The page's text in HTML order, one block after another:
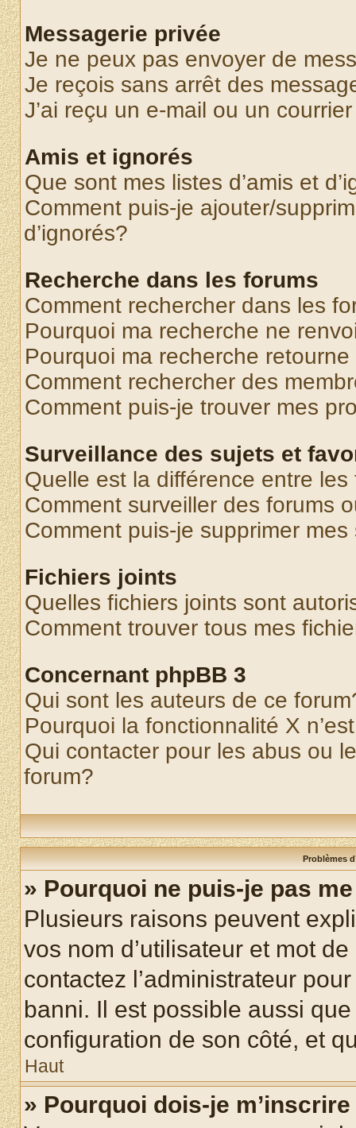
Messagerie privée
Je ne peux pas envoyer de
Je reçois sans arrêt des
J’ai reçu un e-mail ou un
Amis et ignorés
Que sont mes listes d’amis et
Comment puis-je ajouter/
d’ignorés?
Recherche dans les forums
Comment rechercher dans les
Pourquoi ma recherche ne
Pourquoi ma recherche
Comment rechercher des
Comment puis-je trouver mes
Surveillance des sujets et
Quelle est la différence entre
Comment surveiller des forums
Comment puis-je supprimer
Fichiers joints
Quelles fichiers joints sont
Comment trouver tous mes
Concernant phpBB 3
Qui sont les auteurs de ce
Pourquoi la fonctionnalité X
Qui contacter pour les abus ou
forum?
Problèmes
» Pourquoi ne puis-je pas
Plusieurs raisons peuvent
vos nom d’utilisateur et mot
contactez l’administrateur
banni. Il est possible aussi
configuration de son côté, et
Haut
» Pourquoi dois-je